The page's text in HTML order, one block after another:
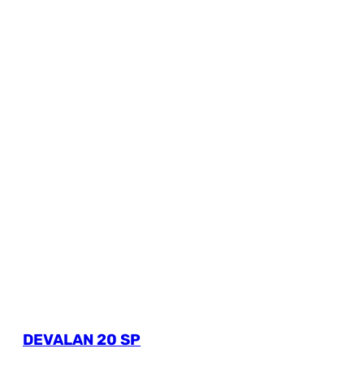
DEVALAN 20 SP